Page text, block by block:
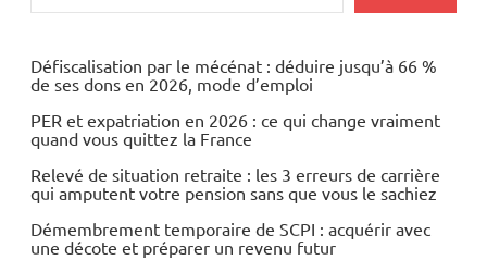
Défiscalisation par le mécénat : déduire jusqu’à 66 %
de ses dons en 2026, mode d’emploi
PER et expatriation en 2026 : ce qui change vraiment
quand vous quittez la France
Relevé de situation retraite : les 3 erreurs de carrière
qui amputent votre pension sans que vous le sachiez
Démembrement temporaire de SCPI : acquérir avec
une décote et préparer un revenu futur